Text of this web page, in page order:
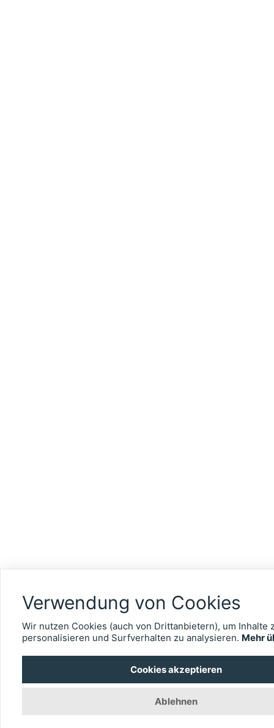
Verwendung von Cookies
Wir nutzen Cookies (auch von Drittanbietern), um Inhalte
personalisieren und Surfverhalten zu analysieren. Mehr
Cookies akzeptieren
Ablehnen